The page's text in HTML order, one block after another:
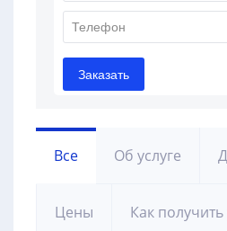
Все Об услуге
Цены Как получить